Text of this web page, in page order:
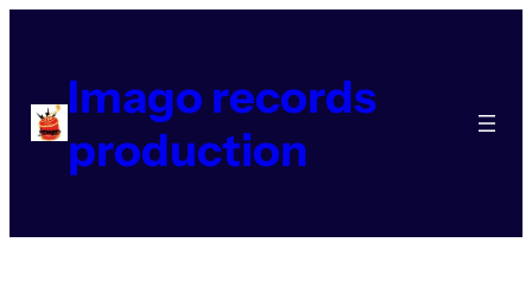
contenuImago records
production